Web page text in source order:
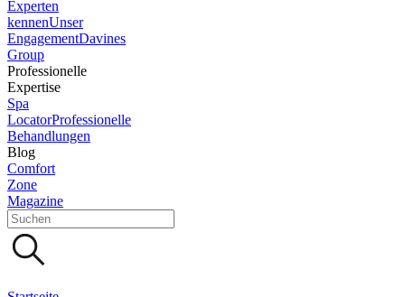
Experten
kennenUnser
EngagementDavines
Group
Professionelle
Expertise
Spa
LocatorProfessionelle
Behandlungen
Blog
Comfort
Zone
Magazine